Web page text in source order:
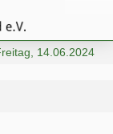
14.06.2024